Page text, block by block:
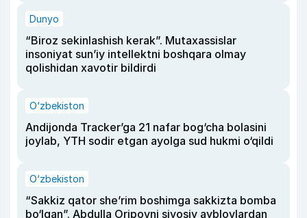
Dunyo
“Biroz sekinlashish kerak”. Mutaxassislar
insoniyat sun’iy intellektni boshqara olmay
qolishidan xavotir bildirdi
O‘zbekiston
Andijonda Tracker’ga 21 nafar bog‘cha bolasini
joylab, YTH sodir etgan ayolga sud hukmi o‘qildi
O‘zbekiston
“Sakkiz qator she’rim boshimga sakkizta bomba
bo‘lgan”. Abdulla Oripovni siyosiy ayblovlardan